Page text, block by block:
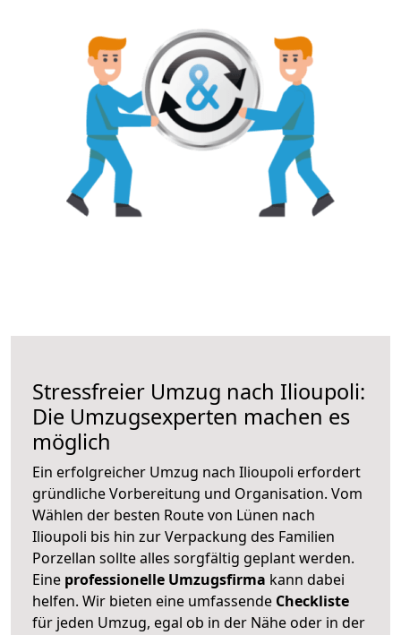
Stressfreier Umzug nach Ilioupoli:
Die Umzugsexperten machen es
möglich
Ein erfolgreicher Umzug nach Ilioupoli erfordert
gründliche Vorbereitung und Organisation. Vom
Wählen der besten Route von Lünen nach
Ilioupoli bis hin zur Verpackung des Familien
Porzellan sollte alles sorgfältig geplant werden.
Eine professionelle Umzugsfirma kann dabei
helfen. Wir bieten eine umfassende Checkliste
für jeden Umzug, egal ob in der Nähe oder in der